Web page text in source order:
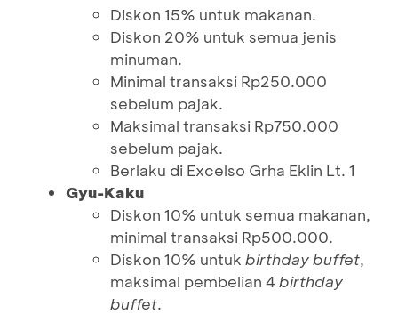
Diskon 15% untuk makanan.
Diskon 20% untuk semua jenis
minuman.
Minimal transaksi Rp250.000
sebelum pajak.
Maksimal transaksi Rp750.000
sebelum pajak.
Berlaku di Excelso Grha Eklin Lt. 1
Gyu-Kaku
Diskon 10% untuk semua makanan,
minimal transaksi Rp500.000.
Diskon 10% untuk birthday buffet,
maksimal pembelian 4birthday
buffet.